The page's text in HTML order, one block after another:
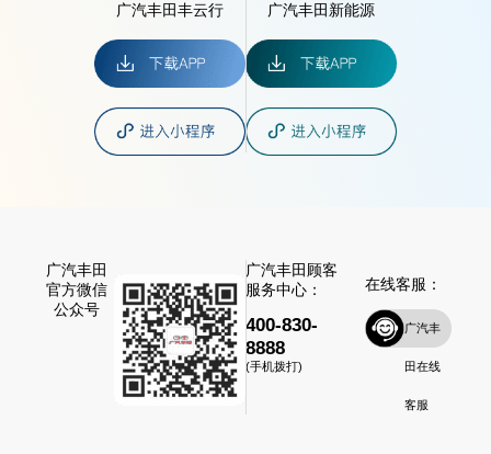
广汽丰田丰云行 广汽丰田新能源
广汽丰田
官方微信
公众号
广汽丰田顾客
服务中心：
400-830-
8888
(手机拨打)
在线客服：
广汽丰
田在线
客服